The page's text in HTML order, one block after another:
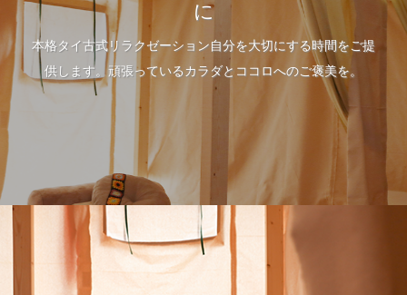
に
本格タイ古式リラクゼーション自分を大切にする時間をご提
供します。頑張っているカラダとココロへのご褒美を。